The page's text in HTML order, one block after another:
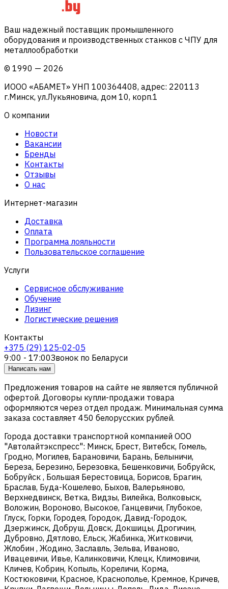
Ваш надежный поставщик промышленного
оборудования и производственных станков с ЧПУ для
металлообработки
© 1990 — 2026
ИООО «АБАМЕТ» УНП 100364408, адрес: 220113
г.Минск, ул.Лукьяновича, дом 10, корп.1
О компании
Новости
Вакансии
Бренды
Контакты
Отзывы
О нас
Интернет-магазин
Доставка
Оплата
Программа лояльности
Пользовательское соглашение
Услуги
Сервисное обслуживание
Обучение
Лизинг
Логистические решения
Контакты
+375 (29) 125-02-05
9:00 - 17:00Звонок по Беларуси
Написать нам
Предложения товаров на сайте не является публичной
офертой. Договоры купли-продажи товара
оформляются через отдел продаж. Минимальная сумма
заказа составляет 450 белорусских рублей.
Города доставки транспортной компанией ООО
"Автолайтэкспресс": Минск, Брест, Витебск, Гомель,
Гродно, Могилев, Барановичи, Барань, Белыничи,
Береза, Березино, Березовка, Бешенковичи, Бобруйск,
Бобруйск , Большая Берестовица, Борисов, Брагин,
Браслав, Буда-Кошелево, Быхов, Валерьяново,
Верхнедвинск, Ветка, Видзы, Вилейка, Волковыск,
Воложин, Вороново, Высокое, Ганцевичи, Глубокое,
Глуск, Горки, Городея, Городок, Давид-Городок,
Дзержинск, Добруш, Довск, Докшицы, Дрогичин,
Дубровно, Дятлово, Ельск, Жабинка, Житковичи,
Жлобин , Жодино, Заславль, Зельва, Иваново,
Ивацевичи, Ивье, Калинковичи, Клецк, Климовичи,
Кличев, Кобрин, Копыль, Кореличи, Корма,
Костюковичи, Красное, Краснополье, Кремное, Кричев,